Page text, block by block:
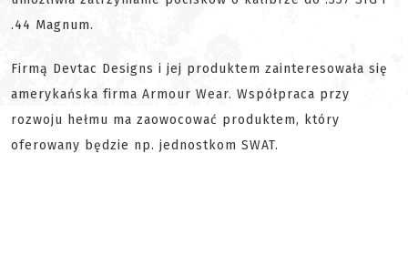
.44 Magnum.
Firmą Devtac Designs i jej produktem zainteresowała się
amerykańska firma Armour Wear. Współpraca przy
rozwoju hełmu ma zaowocować produktem, który
oferowany będzie np. jednostkom SWAT.